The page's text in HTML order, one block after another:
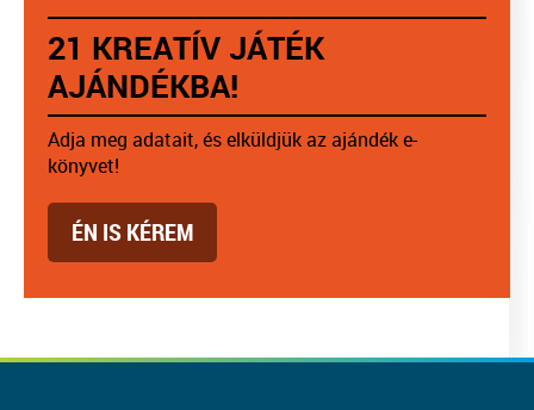
21 KREATÍV JÁTÉK
AJÁNDÉKBA!
Adja meg adatait, és elküldjük az ajándék e-
könyvet!
ÉN IS KÉREM